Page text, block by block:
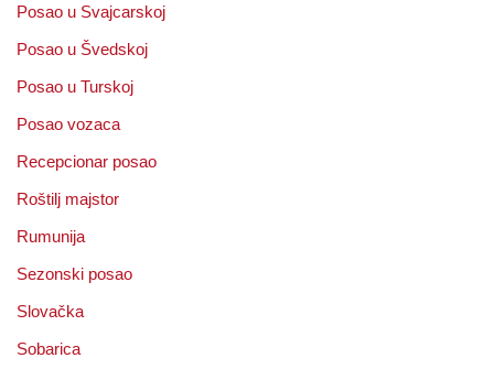
Posao u Svajcarskoj
Posao u Švedskoj
Posao u Turskoj
Posao vozaca
Recepcionar posao
Roštilj majstor
Rumunija
Sezonski posao
Slovačka
Sobarica